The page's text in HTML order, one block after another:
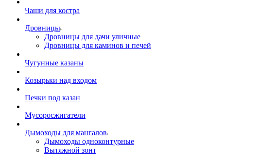
Чаши для костра
Дровницы
Дровницы для дачи уличные
Дровницы для каминов и печей
Чугунные казаны
Козырьки над входом
Печки под казан
Мусоросжигатели
Дымоходы для мангалов
Дымоходы одноконтурные
Вытяжной зонт